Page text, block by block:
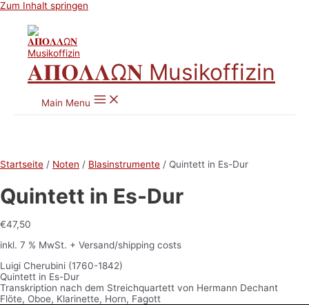
Zum Inhalt springen
𝚨𝚷𝚶𝚲𝚲Ω𝚴 Musikoffizin
Main Menu
Startseite / Noten / Blasinstrumente / Quintett in Es-Dur
Quintett in Es-Dur
€47,50
inkl. 7 % MwSt. + Versand/shipping costs
Luigi Cherubini (1760-1842)
Quintett in Es-Dur
Transkription nach dem Streichquartett von Hermann Dechant
Flöte, Oboe, Klarinette, Horn, Fagott